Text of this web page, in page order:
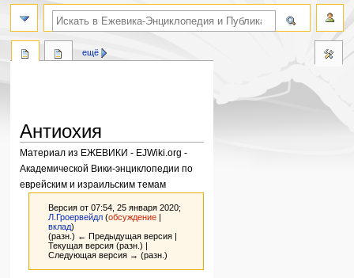
Антиохия
Материал из ЕЖЕВИКИ - EJWiki.org -
Академической Вики-энциклопедии по
еврейским и израильским темам
Версия от 07:54, 25 января 2020;
Л.Гроервейдл (обсуждение |
вклад)
(разн.) ← Предыдущая версия |
Текущая версия (разн.) |
Следующая версия → (разн.)
ещё
поиск по словам